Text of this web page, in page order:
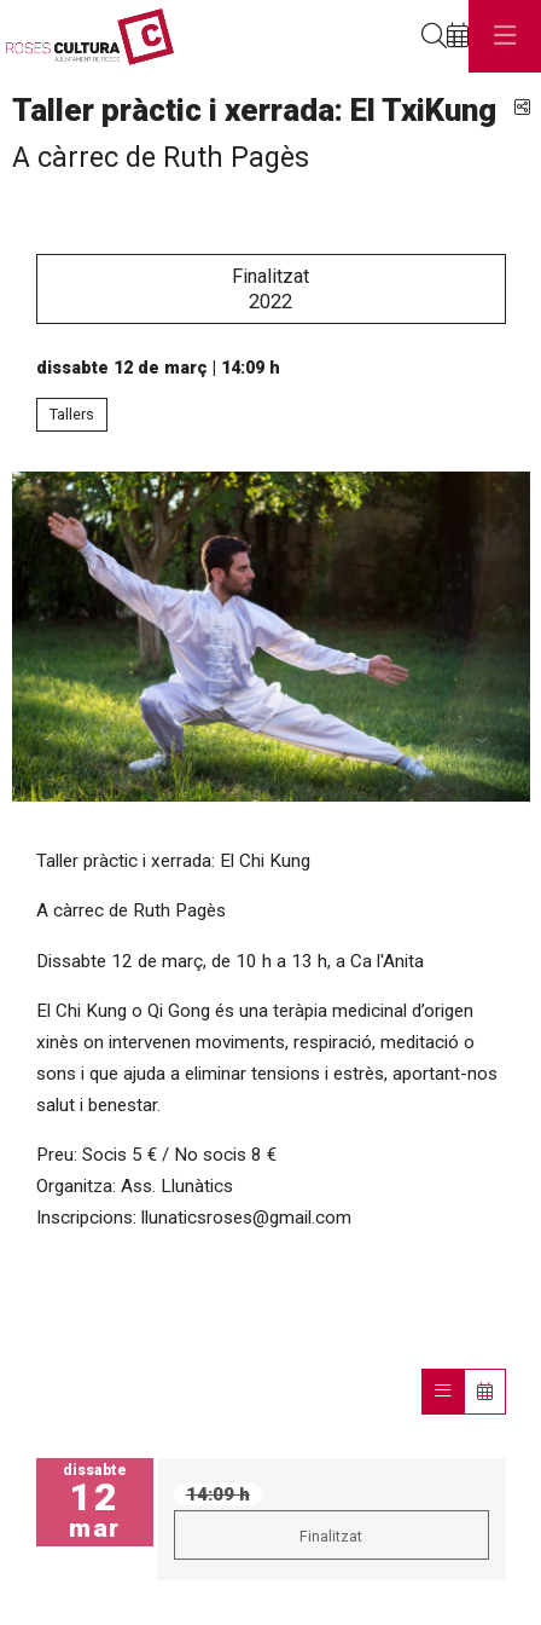
Taller pràctic i xerrada: El TxiKung
A càrrec de Ruth Pagès
Finalitzat
2022
dissabte 12 de març 14:09 h
Tallers
Taller pràctic i xerrada: El Chi Kung
A càrrec de Ruth Pagès
Dissabte 12 de març, de 10 h a 13 h, a Ca l'Anita
El Chi Kung o Qi Gong és una teràpia medicinal d’origen
xinès on intervenen moviments, respiració, meditació o
sons i que ajuda a eliminar tensions i estrès, aportant-nos
salut i benestar.
Preu: Socis 5 € / No socis 8 €
Organitza: Ass. Llunàtics
Inscripcions: llunaticsroses@gmail.com
dissabte
12
mar
14:09 h
Finalitzat